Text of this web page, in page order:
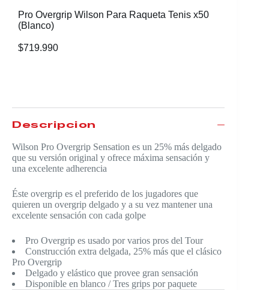
Pro Overgrip Wilson Para Raqueta Tenis x50
(Blanco)
$719.990
Descripción
Wilson Pro Overgrip Sensation es un 25% más delgado
que su versión original y ofrece máxima sensación y
una excelente adherencia
Éste overgrip es el preferido de los jugadores que
quieren un overgrip delgado y a su vez mantener una
excelente sensación con cada golpe
Pro Overgrip es usado por varios pros del Tour
Construcción extra delgada, 25% más que el clásico
Pro Overgrip
Delgado y elástico que provee gran sensación
Disponible en blanco / Tres grips por paquete